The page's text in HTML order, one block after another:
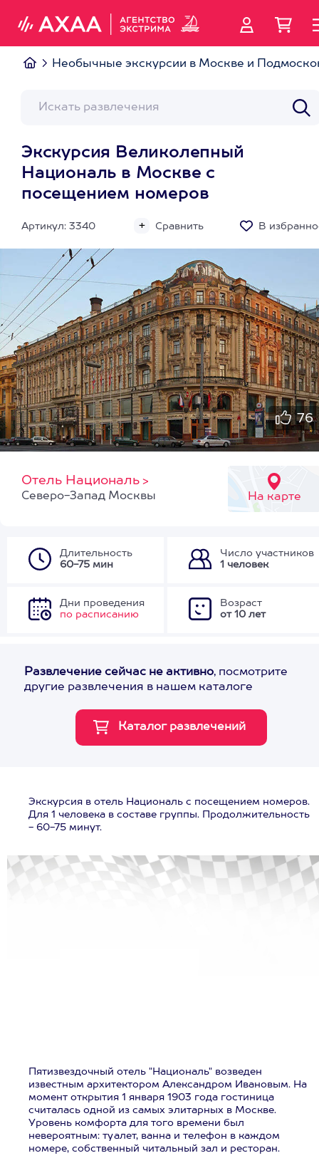
Необычные экскурсии в Москве и
Экскурсия Великолепный
Националь в Москве с
посещением номеров
Артикул: 3340 Сравнить В
76
Отель Националь >
На карте
Северо-Запад Москвы
Длительность
60-75 мин
Число участников
1 человек
Дни проведения
по расписанию
Возраст
от 10 лет
Развлечение сейчас не активно, посмотрите
другие развлечения в нашем каталоге
Экскурсия в отель Националь с посещением номеров.
Для 1 человека в составе группы. Продолжительность
- 60-75 минут.
Пятизвездочный отель "Националь" возведен
известным архитектором Александром Ивановым. На
момент открытия 1 января 1903 года гостиница
считалась одной из самых элитарных в Москве.
Уровень комфорта для того времени был
невероятным: туалет, ванна и телефон в каждом
номере, собственный читальный зал и ресторан.